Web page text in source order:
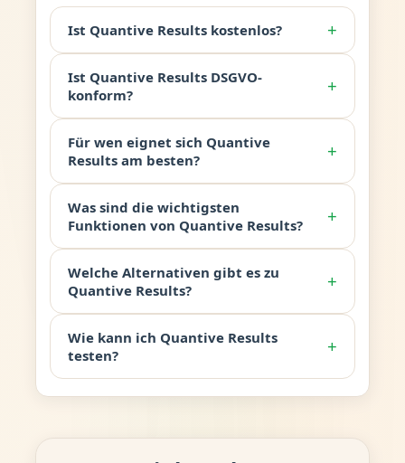
Ist Quantive Results kostenlos? +
Ist Quantive Results DSGVO-
konform?
+
Für wen eignet sich Quantive
Results am besten?
+
Was sind die wichtigsten
Funktionen von Quantive Results?
+
Welche Alternativen gibt es zu
Quantive Results?
+
Wie kann ich Quantive Results
testen?
+